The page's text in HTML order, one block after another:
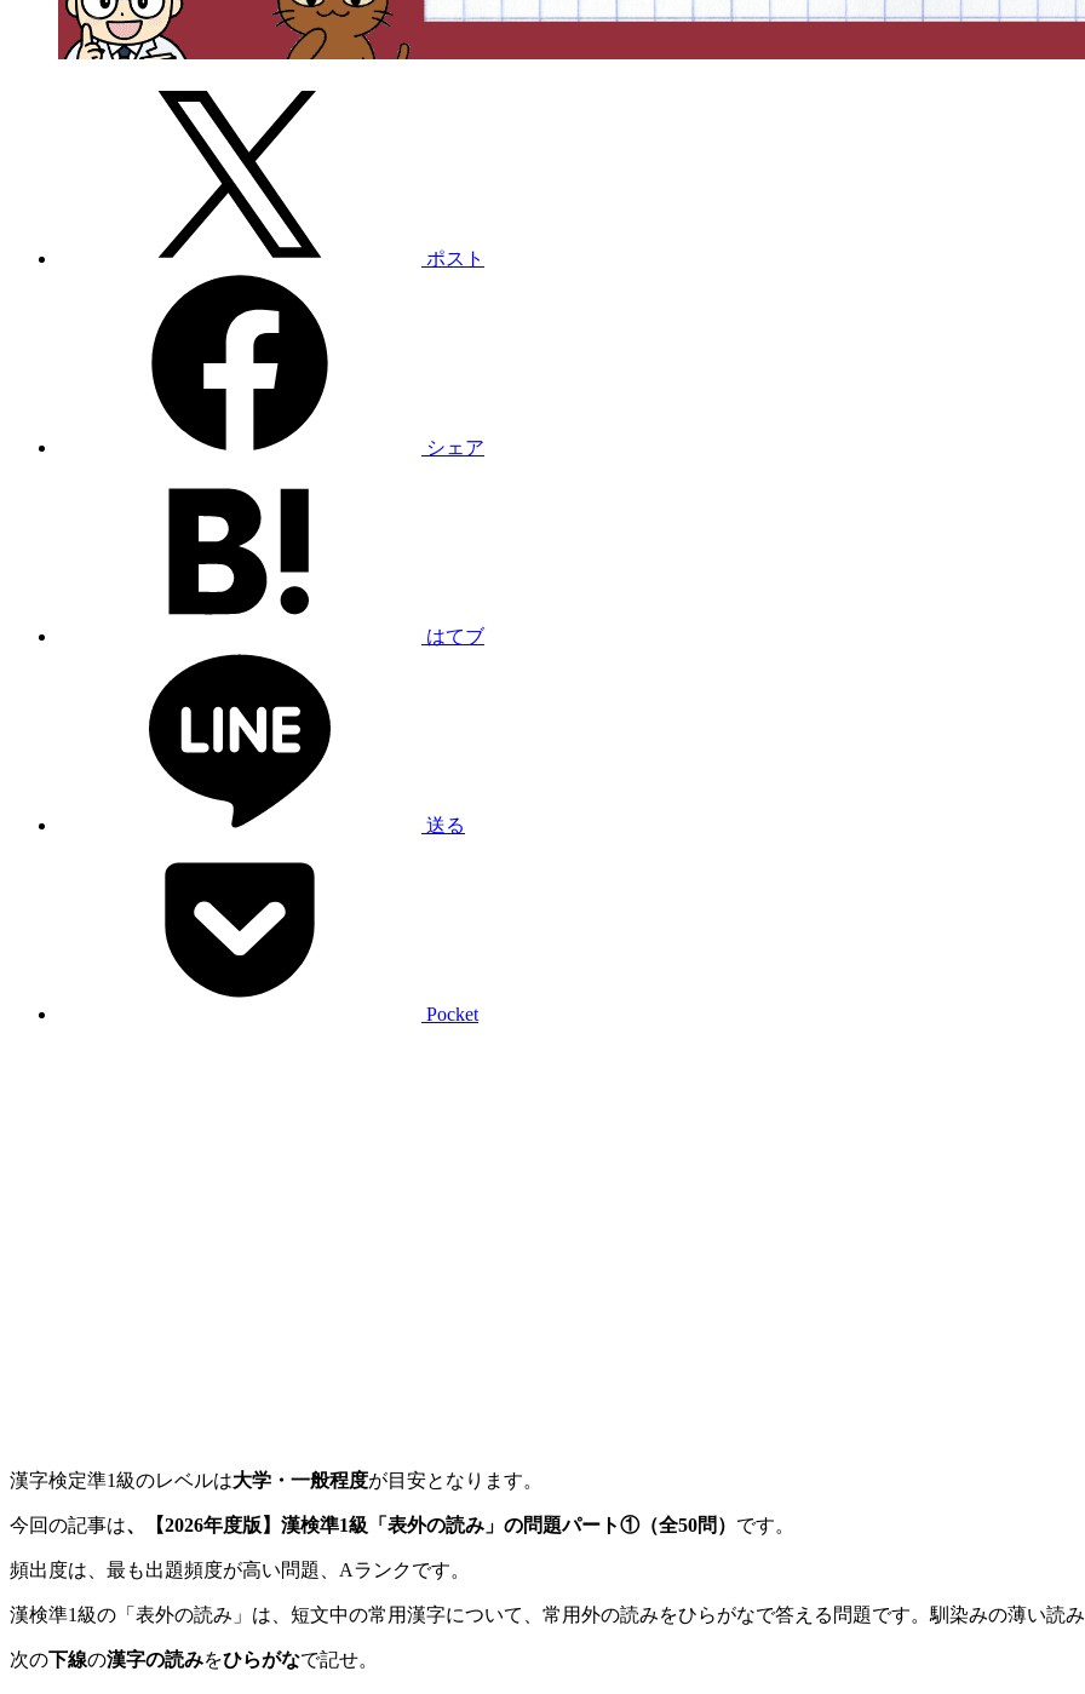
ポスト
シェア
はてブ
送る
Pocket
漢字検定準1級のレベルは大学・一般程度が目安となります。
今回の記事は、【2026年度版】漢検準1級「 表外の読み」の問題パート①（全50問） です。
頻出度は、最も出題頻度が高い問題、Aランクです。
漢検準1級の「表外の読み」は、短文中の常用漢字について、常用外の読みをひらがなで答える問題です。馴染みの薄い読
次の下線の漢字の読みをひらがなで記せ。